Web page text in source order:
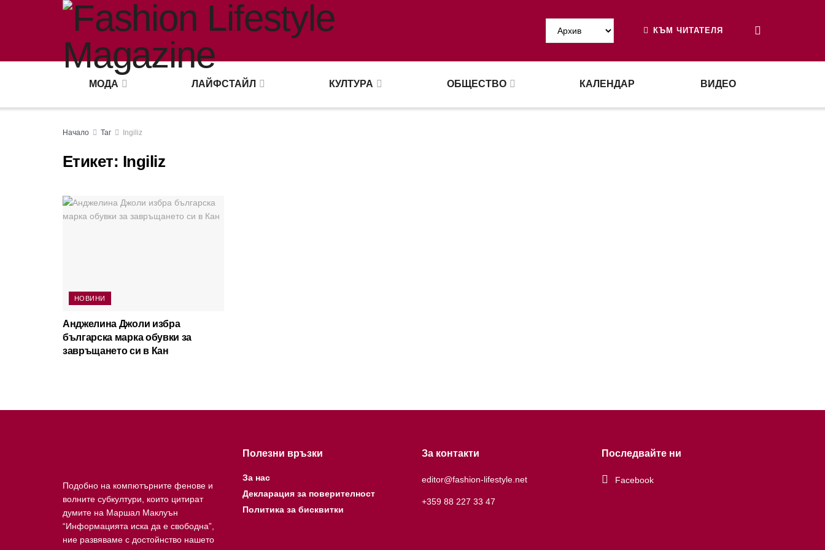
КЪМ ЧИТАТЕЛЯ
МОДА ЛАЙФСТАЙЛ КУЛТУРА ОБЩЕСТВО КАЛЕНДАР ВИДЕО
Начало Таг Ingiliz
Етикет: Ingiliz
НОВИНИ
Анджелина Джоли избра
българска марка обувки за
завръщането си в Кан
Подобно на компютърните фенове и
волните субкултури, които цитират
думите на Маршал Маклуън
“Информацията иска да е свободна”,
ние развяваме с достойнство нашето
Полезни връзки
За нас
Декларация за поверителност
Политика за бисквитки
За контакти
editor@fashion-lifestyle.net
+359 88 227 33 47
Последвайте ни
Facebook